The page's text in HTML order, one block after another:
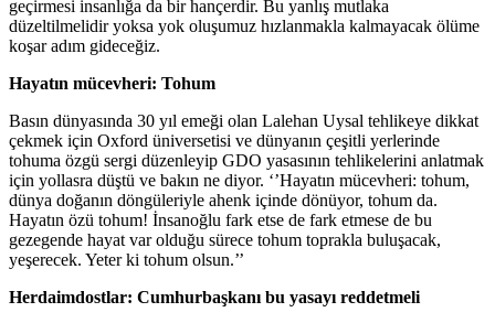
geçirmesi insanlığa da bir hançerdir. Bu yanlış mutlaka
düzeltilmelidir yoksa yok oluşumuz hızlanmakla kalmayacak ölüme
koşar adım gideceğiz.
Hayatın mücevheri: Tohum
Basın dünyasında 30 yıl emeği olan Lalehan Uysal tehlikeye dikkat
çekmek için Oxford üniversetisi ve dünyanın çeşitli yerlerinde
tohuma özgü sergi düzenleyip GDO yasasının tehlikelerini anlatmak
için yollasra düştü ve bakın ne diyor. ‘’Hayatın mücevheri: tohum,
dünya doğanın döngüleriyle ahenk içinde dönüyor, tohum da.
Hayatın özü tohum! İnsanoğlu fark etse de fark etmese de bu
gezegende hayat var olduğu sürece tohum toprakla buluşacak,
yeşerecek. Yeter ki tohum olsun.’’
Herdaimdostlar: Cumhurbaşkanı bu yasayı reddetmeli